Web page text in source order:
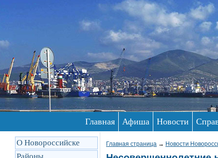
Главная Афиша Новости
О Новороссийске
Главная страница → Новости